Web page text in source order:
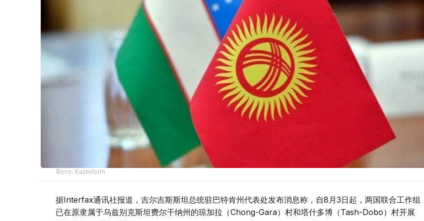
Фото: Kazinform
据Interfax通讯社报道，吉尔吉斯斯坦总统驻巴特肯州代表处发布消息称，自8月3日起，两国联合工作组
已在原隶属于乌兹别克斯坦费尔干纳州的琼加拉（Chong-Gara）村和塔什多博（Tash-Dobo）村开展